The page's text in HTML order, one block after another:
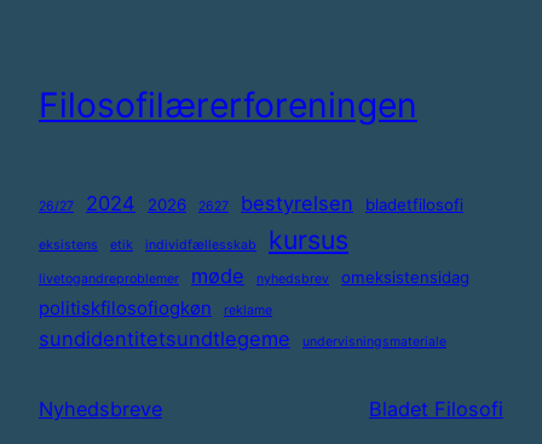
indhold
Filosofilærerforeningen
26/27 2024 2026 2627 bestyrelsen bladetfilosofi
eksistens etik individfællesskab kursus
livetogandreproblemer møde nyhedsbrev omeksistensidag
politiskfilosofiogkøn reklame
sundidentitetsundtlegeme undervisningsmateriale
Nyhedsbreve Bladet Filosofi